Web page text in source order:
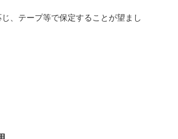
、テープ等で保定することが望まし